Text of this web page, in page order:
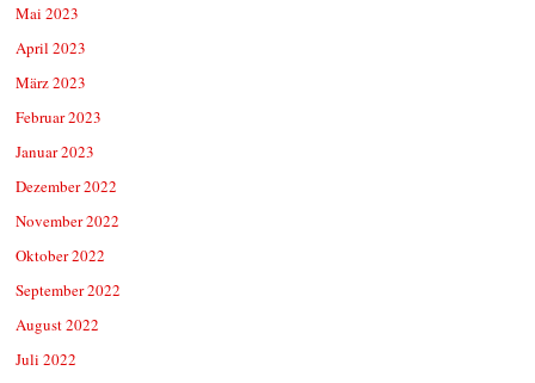
Mai 2023
April 2023
März 2023
Februar 2023
Januar 2023
Dezember 2022
November 2022
Oktober 2022
September 2022
August 2022
Juli 2022